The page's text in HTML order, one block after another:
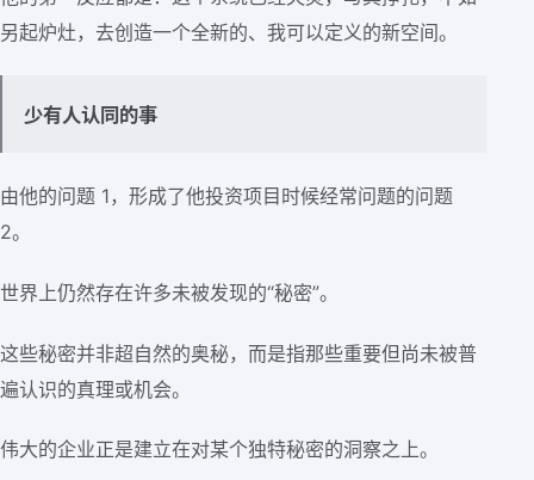
另起炉灶，去创造一个全新的、我可以定义的新空间。
少有人认同的事
由他的问题 1，形成了他投资项目时候经常问题的问题
2。
世界上仍然存在许多未被发现的“秘密”。
这些秘密并非超自然的奥秘，而是指那些重要但尚未被普
遍认识的真理或机会。
伟大的企业正是建立在对某个独特秘密的洞察之上。